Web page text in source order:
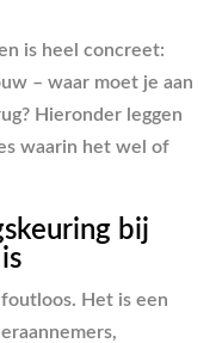
is heel concreet:
– waar moet je aan
Hieronder leggen
waarin het wel of
bij
Het is een